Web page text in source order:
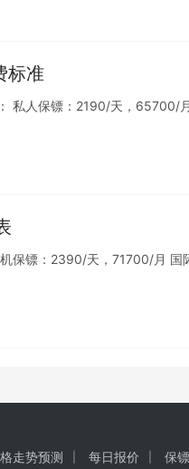
标准
私人保镖：2190/天，
保镖：2390/天，71700/月
走势预测 每日报价 保